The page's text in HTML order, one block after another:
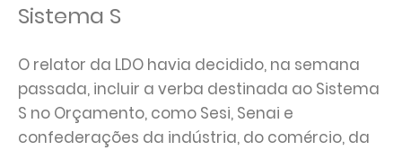
Sistema S
O relator da LDO havia decidido, na semana
passada, incluir a verba destinada ao Sistema
S no Orçamento, como Sesi, Senai e
confederações da indústria, do comércio, da